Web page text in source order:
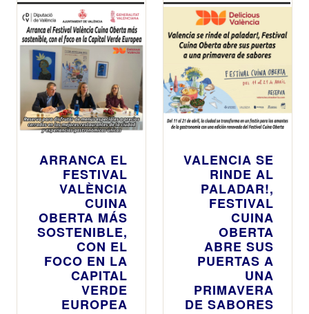
ARRANCA EL
FESTIVAL
VALÈNCIA
CUINA
OBERTA MÁS
SOSTENIBLE,
CON EL
FOCO EN LA
CAPITAL
VERDE
EUROPEA
VALENCIA SE
RINDE AL
PALADAR!,
FESTIVAL
CUINA
OBERTA
ABRE SUS
PUERTAS A
UNA
PRIMAVERA
DE SABORES